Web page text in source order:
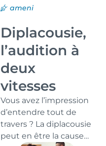
ameni
Diplacousie,
l’audition à
deux
vitesses
Vous avez l’impression
d’entendre tout de
travers ? La diplacousie
peut en être la cause…